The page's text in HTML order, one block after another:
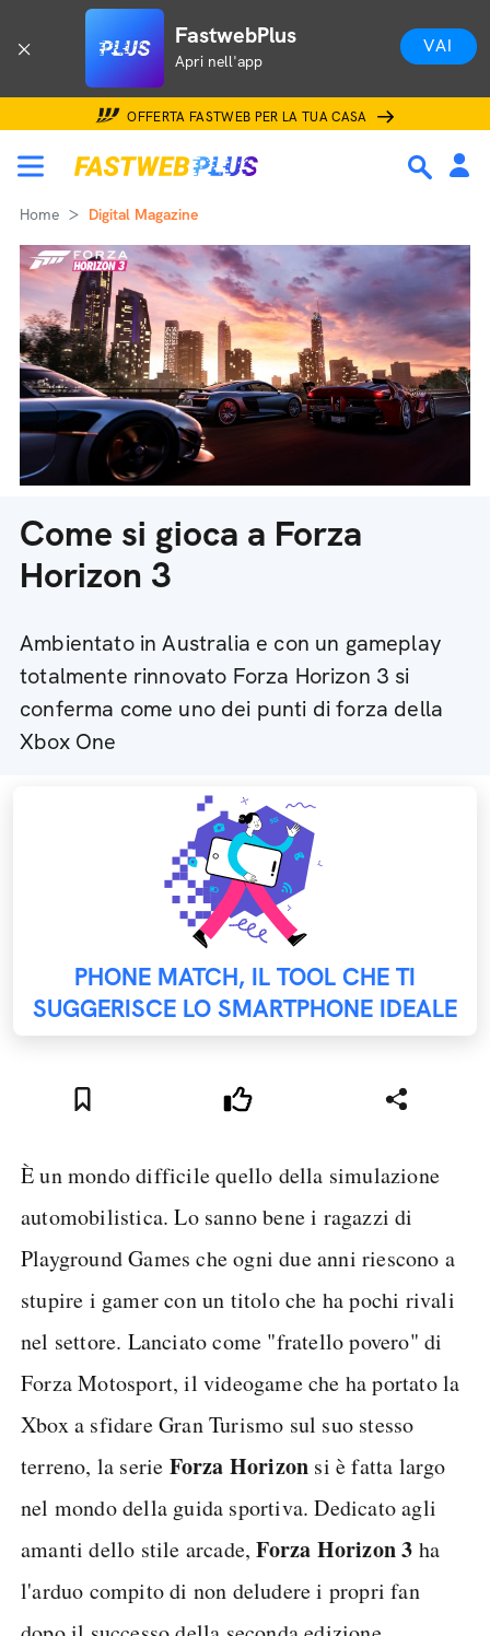
FastwebPlus
Apri nell'app
VAI
OFFERTA FASTWEB PER LA TUA CASA
Home Digital Magazine
Come si gioca a Forza
Horizon 3
Ambientato in Australia e con un gameplay
totalmente rinnovato Forza Horizon 3 si
conferma come uno dei punti di forza della
Xbox One
PHONE MATCH, IL TOOL CHE TI
SUGGERISCE LO SMARTPHONE IDEALE
È un mondo difficile quello della simulazione
automobilistica. Lo sanno bene i ragazzi di
Playground Games che ogni due anni riescono a
stupire i gamer con un titolo che ha pochi rivali
nel settore. Lanciato come "fratello povero" di
Forza Motosport, il videogame che ha portato la
Xbox a sfidare Gran Turismo sul suo stesso
terreno, la serie Forza Horizon si è fatta largo
nel mondo della guida sportiva. Dedicato agli
amanti dello stile arcade,Forza Horizon 3 ha
l'arduo compito di non deludere i propri fan